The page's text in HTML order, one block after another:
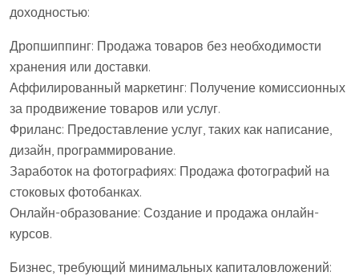
доходностью:
Дропшиппинг: Продажа товаров без необходимости
хранения или доставки.
Аффилированный маркетинг: Получение комиссионных
за продвижение товаров или услуг.
Фриланс: Предоставление услуг, таких как написание,
дизайн, программирование.
Заработок на фотографиях: Продажа фотографий на
стоковых фотобанках.
Онлайн-образование: Создание и продажа онлайн-
курсов.
Бизнес, требующий минимальных капиталовложений: